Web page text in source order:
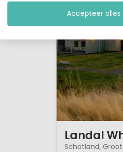
Landal
Schotland,
Accepteer alles